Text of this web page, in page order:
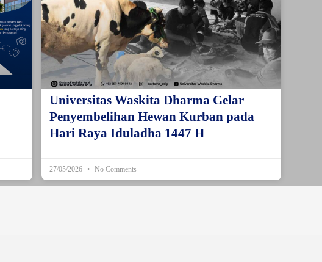
Universitas Waskita Dharma Gelar
Penyembelihan Hewan Kurban pada
Hari Raya Iduladha 1447 H
27/05/2026 No Comments